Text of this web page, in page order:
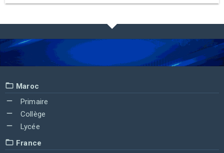
Maroc
Primaire
Collège
Lycée
France